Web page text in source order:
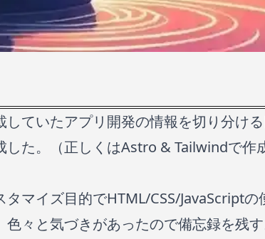
ていたアプリ開発の情報を切り分け
た。（正しくはAstro & Tailwindで作
マイズ目的でHTML/CSS/JavaScript
々と気づきがあったので備忘録を残す